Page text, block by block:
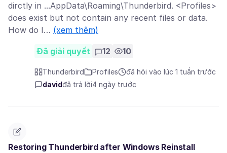
dirctly in ...AppData\Roaming\Thunderbird. <Profiles>
does exist but not contain any recent files or data.
How do I… (xem thêm)
Đã giải quyết 12 10
Thunderbird Profiles
đã hỏi vào lúc 1 tuần trước
davidđã trả lời4 ngày trước
Restoring Thunderbird after Windows Reinstall